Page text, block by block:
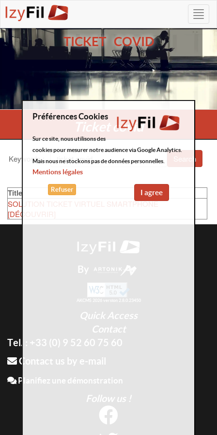
TICKET COVID
Ticket covid
Keywords: Search
Title
SOLUTION TICKET VIRTUEL SMARTPHONE
[DÉCOUVRIR]
By
AKCMS 2026 version 2.8.0.23450
Quick Access
Contact
Tel. : +33 (0) 9 52 60 75 60
Contact us by e-mail
Planifiez une démonstration
Follow us !
Préférences Cookies
Sur ce site, nous utilisons des
cookies pour mesurer notre audience via Google Analytics.
Mais nous ne stockons pas de données personnelles.
Mentions légales
I agree
Refuser